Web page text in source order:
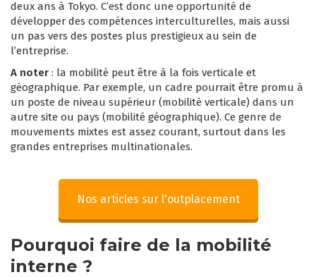
deux ans à Tokyo. C’est donc une opportunité de
développer des compétences interculturelles, mais aussi
un pas vers des postes plus prestigieux au sein de
l’entreprise.
A noter : la mobilité peut être à la fois verticale et
géographique. Par exemple, un cadre pourrait être promu à
un poste de niveau supérieur (mobilité verticale) dans un
autre site ou pays (mobilité géographique). Ce genre de
mouvements mixtes est assez courant, surtout dans les
grandes entreprises multinationales.
Nos articles sur l'outplacement
Pourquoi faire de la mobilité
interne ?